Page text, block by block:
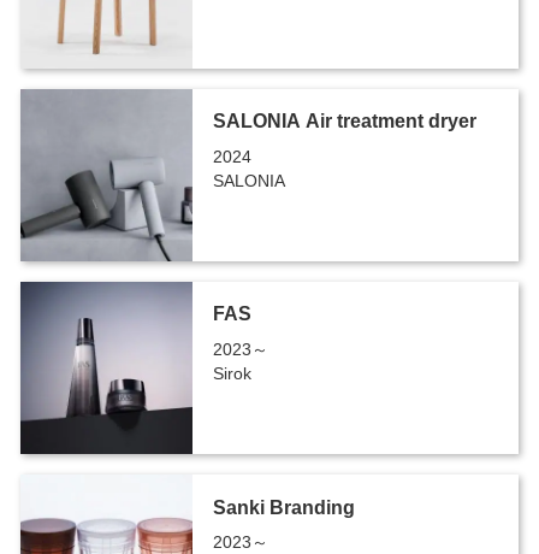
SALONIA Air treatment dryer
2024
SALONIA
FAS
2023～
Sirok
Sanki Branding
2023～